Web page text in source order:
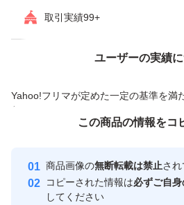
＊即購入OK です。
＊バラ売り・組み換え不可でお願
＊別商品のお問い合わせはご遠慮
＊値下げには対応しておりません
レや汚れ、皺、日焼け、値札シー
合があります。ご理解の上お買い
取引実績99+
ユーザーの実績
Yahoo!フリマが定めた一定の基準を満
付与しています
安心取引出品者
心・安
取引実績
価格の相談
この商品の情報をコ
商品画像の無断転載は禁止さ
コピーされた情報は必ずご自
してください
この商品をみている人にオススメ